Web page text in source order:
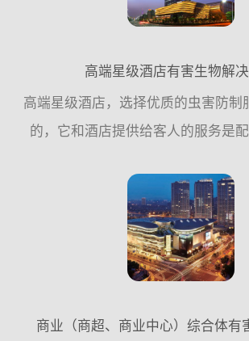
高端星级酒店有害生物解
高端星级酒店，选择优质的虫害防制
的，它和酒店提供给客人的服务是
闲、安逸场所。它一定不是最贵的，
的，值得您信赖的，...
商业（商超、商业中心）综合体有